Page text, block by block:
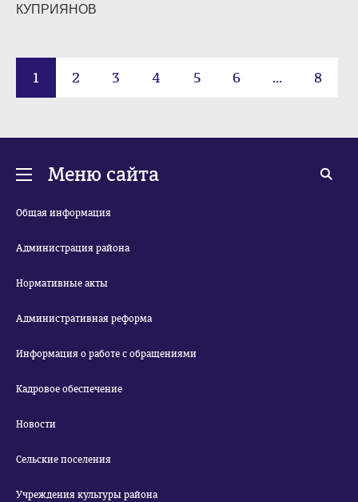
КУПРИЯНОВ
1 2 3 4 5 6 ... 8
Меню сайта
Общая информация
Администрация района
Нормативные акты
Административная реформа
Информация о работе с обращениями
Кадровое обеспечение
Новости
Сельские поселения
Учреждения культуры района